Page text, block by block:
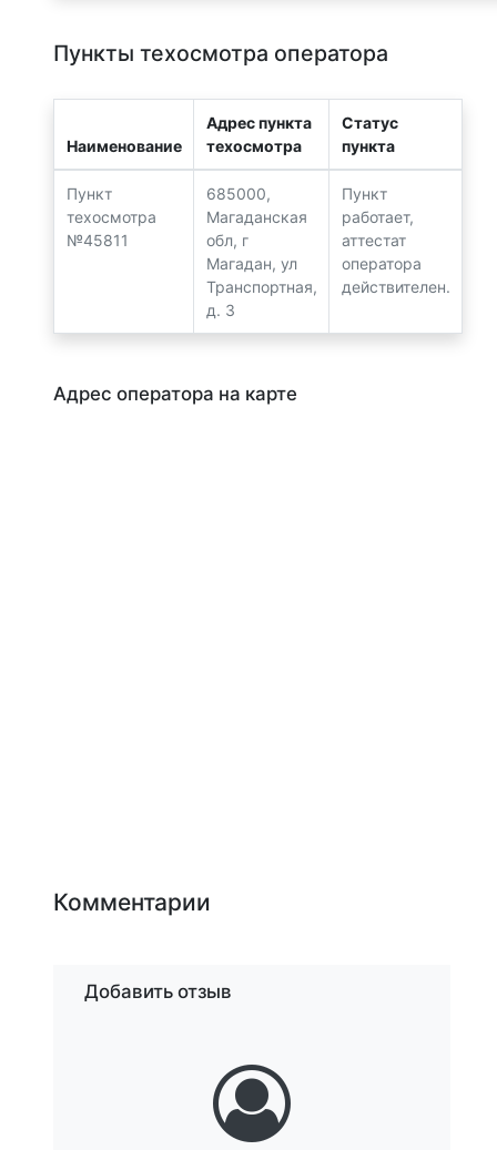
Пункты техосмотра оператора
Наименование
Адрес пункта
техосмотра
Статус
пункта
Пункт
техосмотра
№45811
685000,
Магаданская
обл, г
Магадан, ул
Транспортная,
д. 3
Пункт
работает,
аттестат
оператора
действителен.
Адрес оператора на карте
Комментарии
Добавить отзыв